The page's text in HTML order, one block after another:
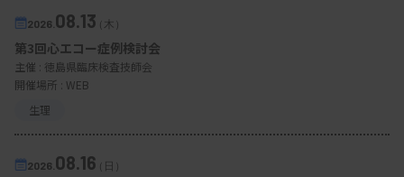
2026. 08.13（木）
第3回心エコー症例検討会
主催 : 徳島県臨床検査技師会
開催場所 : WEB
生理
2026. 08.16（日）